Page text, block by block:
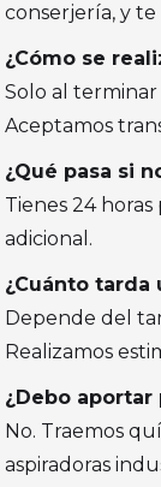
conserjería, y te
¿Cómo se
Solo al terminar
Aceptamos
¿Qué pasa si
Tienes 24 horas
adicional.
¿Cuánto tarda
Depende del
Realizamos
¿Debo
No. Traemos
aspiradoras